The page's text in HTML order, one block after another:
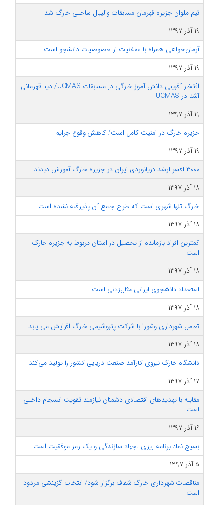
تیم ملوان جزیره قهرمان مسابقات والیبال ساحلی خارگ شد
۱۹ آذر ۱۳۹۷
آرمان‌خواهی همراه با عقلانیت از خصوصیات دانشجو است
۱۹ آذر ۱۳۹۷
افتخار آفرینی دانش آموز خارگی در مسابقات UCMAS/ دینا قهرمانی
آشنا در UCMAS
۱۹ آذر ۱۳۹۷
جزیره خارگ در امنیت کامل است/ کاهش وقوع جرایم
۱۹ آذر ۱۳۹۷
۳۰۰۰ افسر ارشد دریانوردی ایران در جزیره خارگ آموزش دیدند
۱۸ آذر ۱۳۹۷
خارگ تنها شهری است که طرح جامع آن پذیرفته نشده است
۱۸ آذر ۱۳۹۷
کمترین افراد بازمانده از تحصیل در استان مربوط به جزیره خارگ
است
۱۸ آذر ۱۳۹۷
استعداد دانشجوی ایرانی مثال‌زدنی است
۱۸ آذر ۱۳۹۷
تعامل شهرداری وشورا با شرکت پتروشیمی خارگ افزایش می یابد
۱۸ آذر ۱۳۹۷
دانشگاه خارگ نیروی کارآمد صنعت دریایی کشور را تولید می‌کند
۱۷ آذر ۱۳۹۷
مقابله با تهدیدهای اقتصادی دشمنان نیازمند تقویت انسجام داخلی
است
۱۶ آذر ۱۳۹۷
بسیج نماد برنامه ریزی .جهاد سازندگی و یک رمز موفقیت است
۵ آذر ۱۳۹۷
مناقصات شهرداری خارگ شفاف برگزار شود/ انتخاب گزینشی مردود
است